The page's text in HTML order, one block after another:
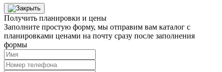
Получить планировки и цены
Заполните простую форму, мы отправим вам каталог с
планировками ценами на почту сразу после заполнения
формы